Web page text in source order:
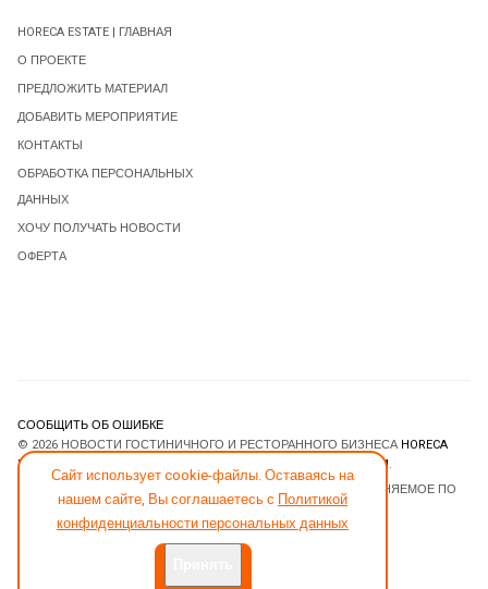
Сайт использует cookie-файлы. Оставаясь на
нашем сайте, Вы соглашаетесь с Политикой
конфиденциальности персональных данных
HORECA ESTATE | ГЛАВНАЯ
О ПРОЕКТЕ
ПРЕДЛОЖИТЬ МАТЕРИАЛ
ДОБАВИТЬ МЕРОПРИЯТИЕ
КОНТАКТЫ
ОБРАБОТКА ПЕРСОНАЛЬНЫХ
ДАННЫХ
ХОЧУ ПОЛУЧАТЬ НОВОСТИ
ОФЕРТА
СООБЩИТЬ ОБ ОШИБКЕ
© 2026 НОВОСТИ ГОСТИНИЧНОГО И РЕСТОРАННОГО БИЗНЕСА HORECA
ESTATE
JOOMLART.COM.
- ПРОГРАММНОЕ ОБЕСПЕЧЕНИЕ, РАСПРОСТРАНЯЕМОЕ ПО
ЛИЦЕНЗИИGNU GENERAL PUBLIC LICENSE